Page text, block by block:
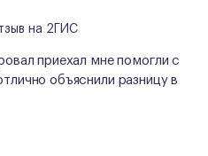
на 2ГИС
приехал мне помогли с
объяснили разницу в